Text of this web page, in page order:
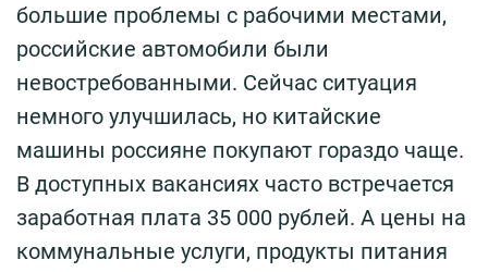
большие проблемы с рабочими местами,
российские автомобили были
невостребованными. Сейчас ситуация
немного улучшилась, но китайские
машины россияне покупают гораздо чаще.
В доступных вакансиях часто встречается
заработная плата 35 000 рублей. А цены на
коммунальные услуги, продукты питания